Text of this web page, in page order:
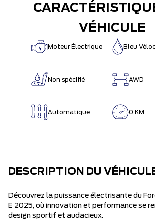
VÉHICULE
Moteur Électrique Bleu
Non spécifié AWD
Automatique 0 KM
DESCRIPTION DU
Découvrez la puissance électrisante du
E 2025, où innovation et performance se
design sportif et audacieux.